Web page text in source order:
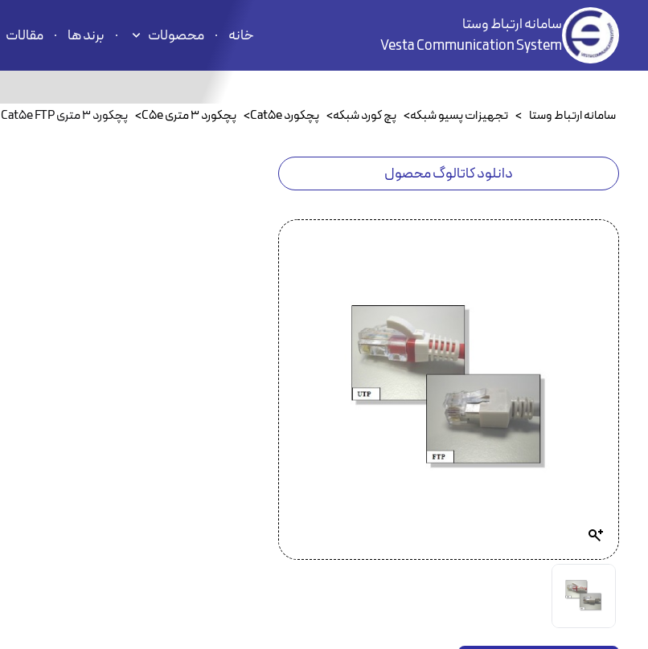
سامانه ارتباط وستا
Vesta Communication System
خانه محصولات برند ها مقالات
سامانه ارتباط وستا > تجهیزات پسیو شبکه> پچ کورد شبکه> پچکورد Cat5e > پچکورد ۳ متری C5e > پچکورد ۳ متری Cat5e FTP برندرکس لویتون GPCPCF030-888H
دانلود کاتالوگ محصول